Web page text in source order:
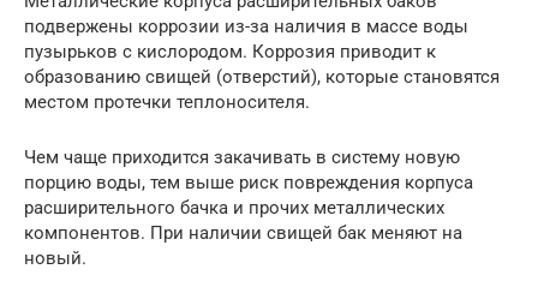
подвержены коррозии из-за наличия в массе воды
пузырьков с кислородом. Коррозия приводит к
образованию свищей (отверстий), которые становятся
местом протечки теплоносителя.
Чем чаще приходится закачивать в систему новую
порцию воды, тем выше риск повреждения корпуса
расширительного бачка и прочих металлических
компонентов. При наличии свищей бак меняют на
новый.